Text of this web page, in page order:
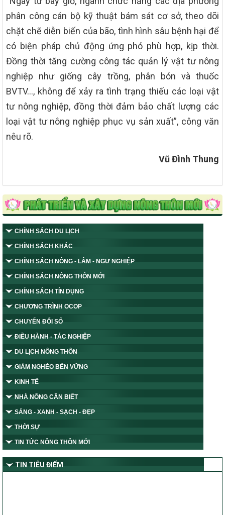
phân công cán bộ kỹ thuật bám sát cơ sở, theo dõi
chặt chẽ diễn biến của bão, tình hình sâu bệnh hại để
có biện pháp chủ động ứng phó phù hợp, kịp thời.
Đồng thời tăng cường công tác quản lý vật tư nông
nghiệp như giống cây trồng, phân bón và thuốc
BVTV…, không để xảy ra tình trạng thiếu các loại vật
tư nông nghiệp, đồng thời đảm bảo chất lượng các
loại vật tư nông nghiệp phục vụ sản xuất”, công văn
nêu rõ.
Vũ Đình Thung
CHÍNH SÁCH DU LỊCH
CHÍNH SÁCH KHÁC
CHÍNH SÁCH NÔNG - LÂM - NGƯ NGHIỆP
CHÍNH SÁCH NÔNG THÔN MỚI
CHÍNH SÁCH TÍN DỤNG
CHƯƠNG TRÌNH OCOP
CHUYỂN ĐỔI SỐ
ĐIỀU HÀNH - TÁC NGHIỆP
DU LỊCH NÔNG THÔN
GIẢM NGHÈO BỀN VỮNG
KINH TẾ
NHÀ NÔNG CẦN BIẾT
SÁNG - XANH - SẠCH - ĐẸP
THỜI SỰ
TIN TỨC NÔNG THÔN MỚI
TIN TIÊU ĐIỂM